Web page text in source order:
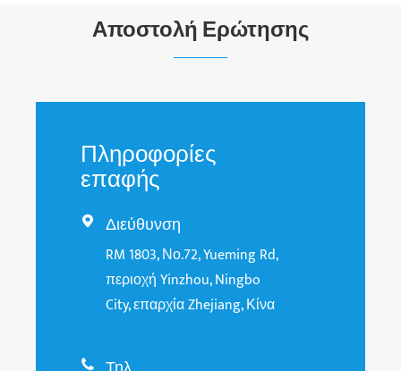
Αποστολή Ερώτησης
Πληροφορίες
επαφής
 Διεύθυνση
RM 1803, Νο.72, Yueming Rd,
περιοχή Yinzhou, Ningbo
City, επαρχία Zhejiang, Κίνα
